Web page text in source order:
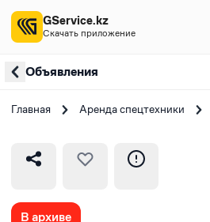
Объявления
Главная Аренда спецтехники
В архиве
GService.kz
Скачать приложение